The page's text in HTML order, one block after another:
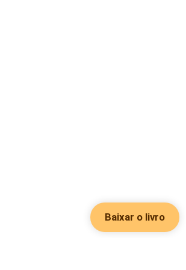
Baixar o livro